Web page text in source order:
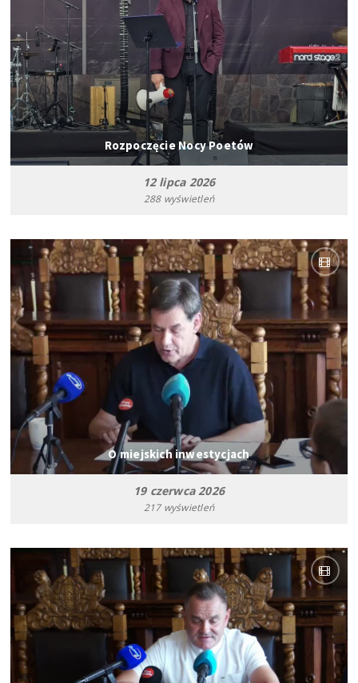
Rozpoczęcie Nocy Poetów
12 lipca 2026
288 wyświetleń
O miejskich inwestycjach
19 czerwca 2026
217 wyświetleń